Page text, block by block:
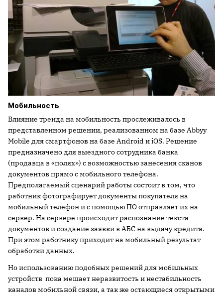
Мобильность
Влияние тренда на мобильность прослеживалось в
представленном решении, реализованном на базе Abbyy
Mobile для смартфонов на базе Android и iOS. Решение
предназначено для выездного сотрудника банка
(продавца в «полях») с возможностью занесения сканов
документов прямо с мобильного телефона.
Предполагаемый сценарий работы состоит в том, что
работник фотографирует документы покупателя на
мобильный телефон и с помощью ПО отправляет их на
сервер. На сервере происходит распознание текста
документов и создание заявки в АБС на выдачу кредита.
При этом работнику приходит на мобильный результат
обработки данных.
Но использованию подобных решений для мобильных
устройств пока мешает неразвитость и нестабильность
каналов мобильной связи, а так же остающиеся открытыми